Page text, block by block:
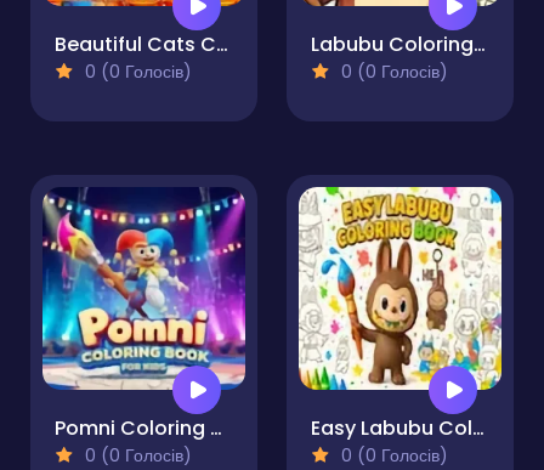
Beautiful Cats Coloring Book
0 (0 Голосів)
Labubu Coloring Pages
0 (0 Голосів)
Pomni Coloring Book for Kids
0 (0 Голосів)
Easy Labubu Coloring Book
0 (0 Голосів)